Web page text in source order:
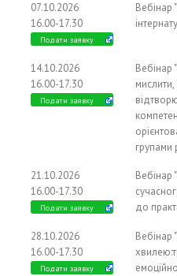
07.10.2026
16.00-17.30
Подати заявку
Вебінар
14.10.2026
16.00-17.30
Подати заявку
Вебінар
мислити,
групами
21.10.2026
16.00-17.30
Подати заявку
Вебінар
до
28.10.2026
16.00-17.30
Подати заявку
Вебінар